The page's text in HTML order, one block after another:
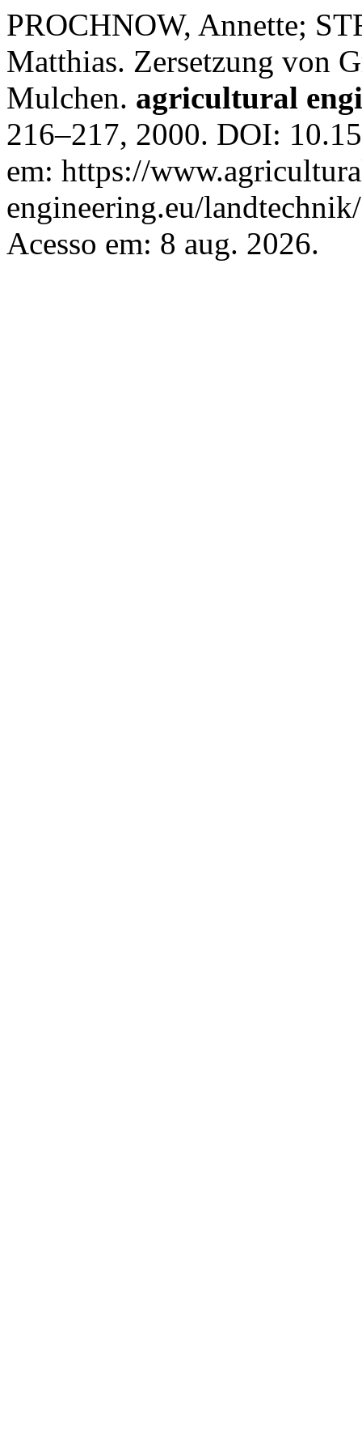
PROCHNOW, Annette;
Matthias. Zersetzung von
Mulchen. agricultural
216–217, 2000. DOI:
em: https://
engineering.eu/
Acesso em: 8 aug. 2026.